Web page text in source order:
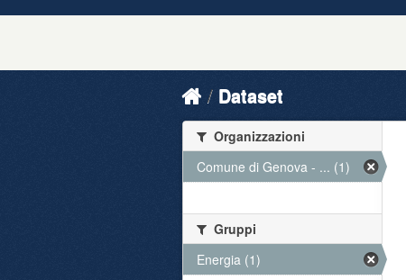
Dataset
Organizzazioni
Comune di Genova - ... (1)
Gruppi
Energia (1)